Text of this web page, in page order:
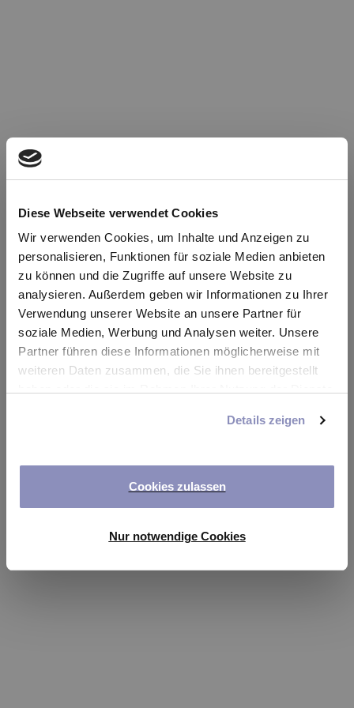
Diese Webseite verwendet Cookies
Wir verwenden Cookies, um Inhalte und Anzeigen zu
personalisieren, Funktionen für soziale Medien anbieten
zu können und die Zugriffe auf unsere Website zu
analysieren. Außerdem geben wir Informationen zu Ihrer
Verwendung unserer Website an unsere Partner für
soziale Medien, Werbung und Analysen weiter. Unsere
Partner führen diese Informationen möglicherweise mit
weiteren Daten zusammen, die Sie ihnen bereitgestellt
anpassen oder widerrufen. Weitere Details hierzu finden
Details zeigen
Cookies zulassen
Nur notwendige Cookies
Oops!
Something went wrong. Please try refreshing the
app
Refresh